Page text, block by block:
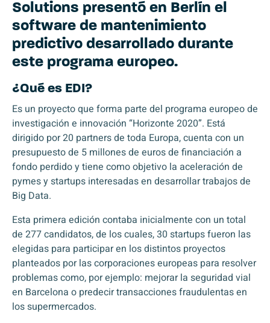
Solutions presentó en Berlín el
software de mantenimiento
predictivo desarrollado durante
este programa europeo.
¿Qué es EDI?
Es un proyecto que forma parte del programa europeo de
investigación e innovación “Horizonte 2020”. Está
dirigido por 20 partners de toda Europa, cuenta con un
presupuesto de 5 millones de euros de financiación a
fondo perdido y tiene como objetivo la aceleración de
pymes y startups interesadas en desarrollar trabajos de
Big Data.
Esta primera edición contaba inicialmente con un total
de 277 candidatos, de los cuales, 30 startups fueron las
elegidas para participar en los distintos proyectos
planteados por las corporaciones europeas para resolver
problemas como, por ejemplo: mejorar la seguridad vial
en Barcelona o predecir transacciones fraudulentas en
los supermercados.